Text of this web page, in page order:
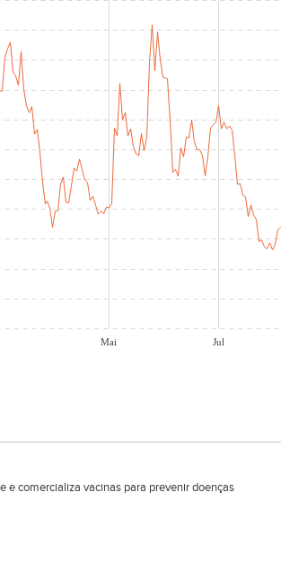
Mai Jul
e comercializa vacinas para prevenir doenças